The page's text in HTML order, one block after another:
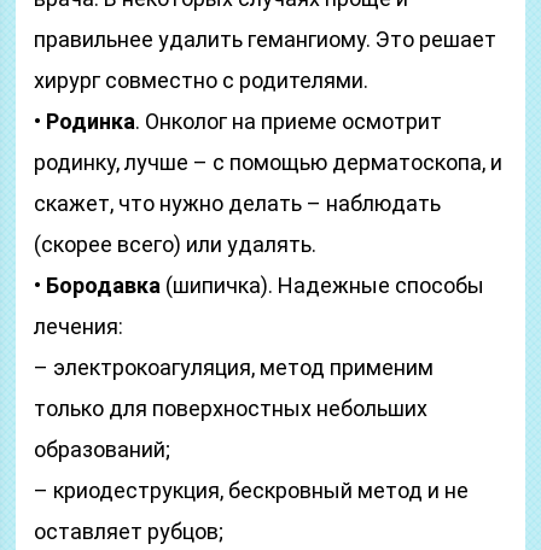
правильнее удалить гемангиому. Это решает
хирург совместно с родителями.
• Родинка. Онколог на приеме осмотрит
родинку, лучше – с помощью дерматоскопа, и
скажет, что нужно делать – наблюдать
(скорее всего) или удалять.
• Бородавка (шипичка). Надежные способы
лечения:
– электрокоагуляция, метод применим
только для поверхностных небольших
образований;
– криодеструкция, бескровный метод и не
оставляет рубцов;